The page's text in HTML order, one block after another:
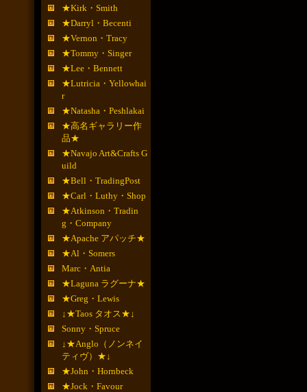
★Kirk・Smith
★Darryl・Becenti
★Vernon・Tracy
★Tommy・Singer
★Lee・Bennett
★Lutricia・Yellowhai
r
★Natasha・Peshlakai
★高名ギャラリー作
品★
★Navajo Art&Crafts G
uild
★Bell・TradingPost
★Carl・Luthy・Shop
★Atkinson・Tradin
g・Company
★Apache アパッチ★
★Al・Somers
Marc・Antia
★Laguna ラグーナ★
★Greg・Lewis
↓★Taos タオス★↓
Sonny・Spruce
↓★Anglo（ノンネイ
ティヴ）★↓
★John・Hornbeck
★Jock・Favour